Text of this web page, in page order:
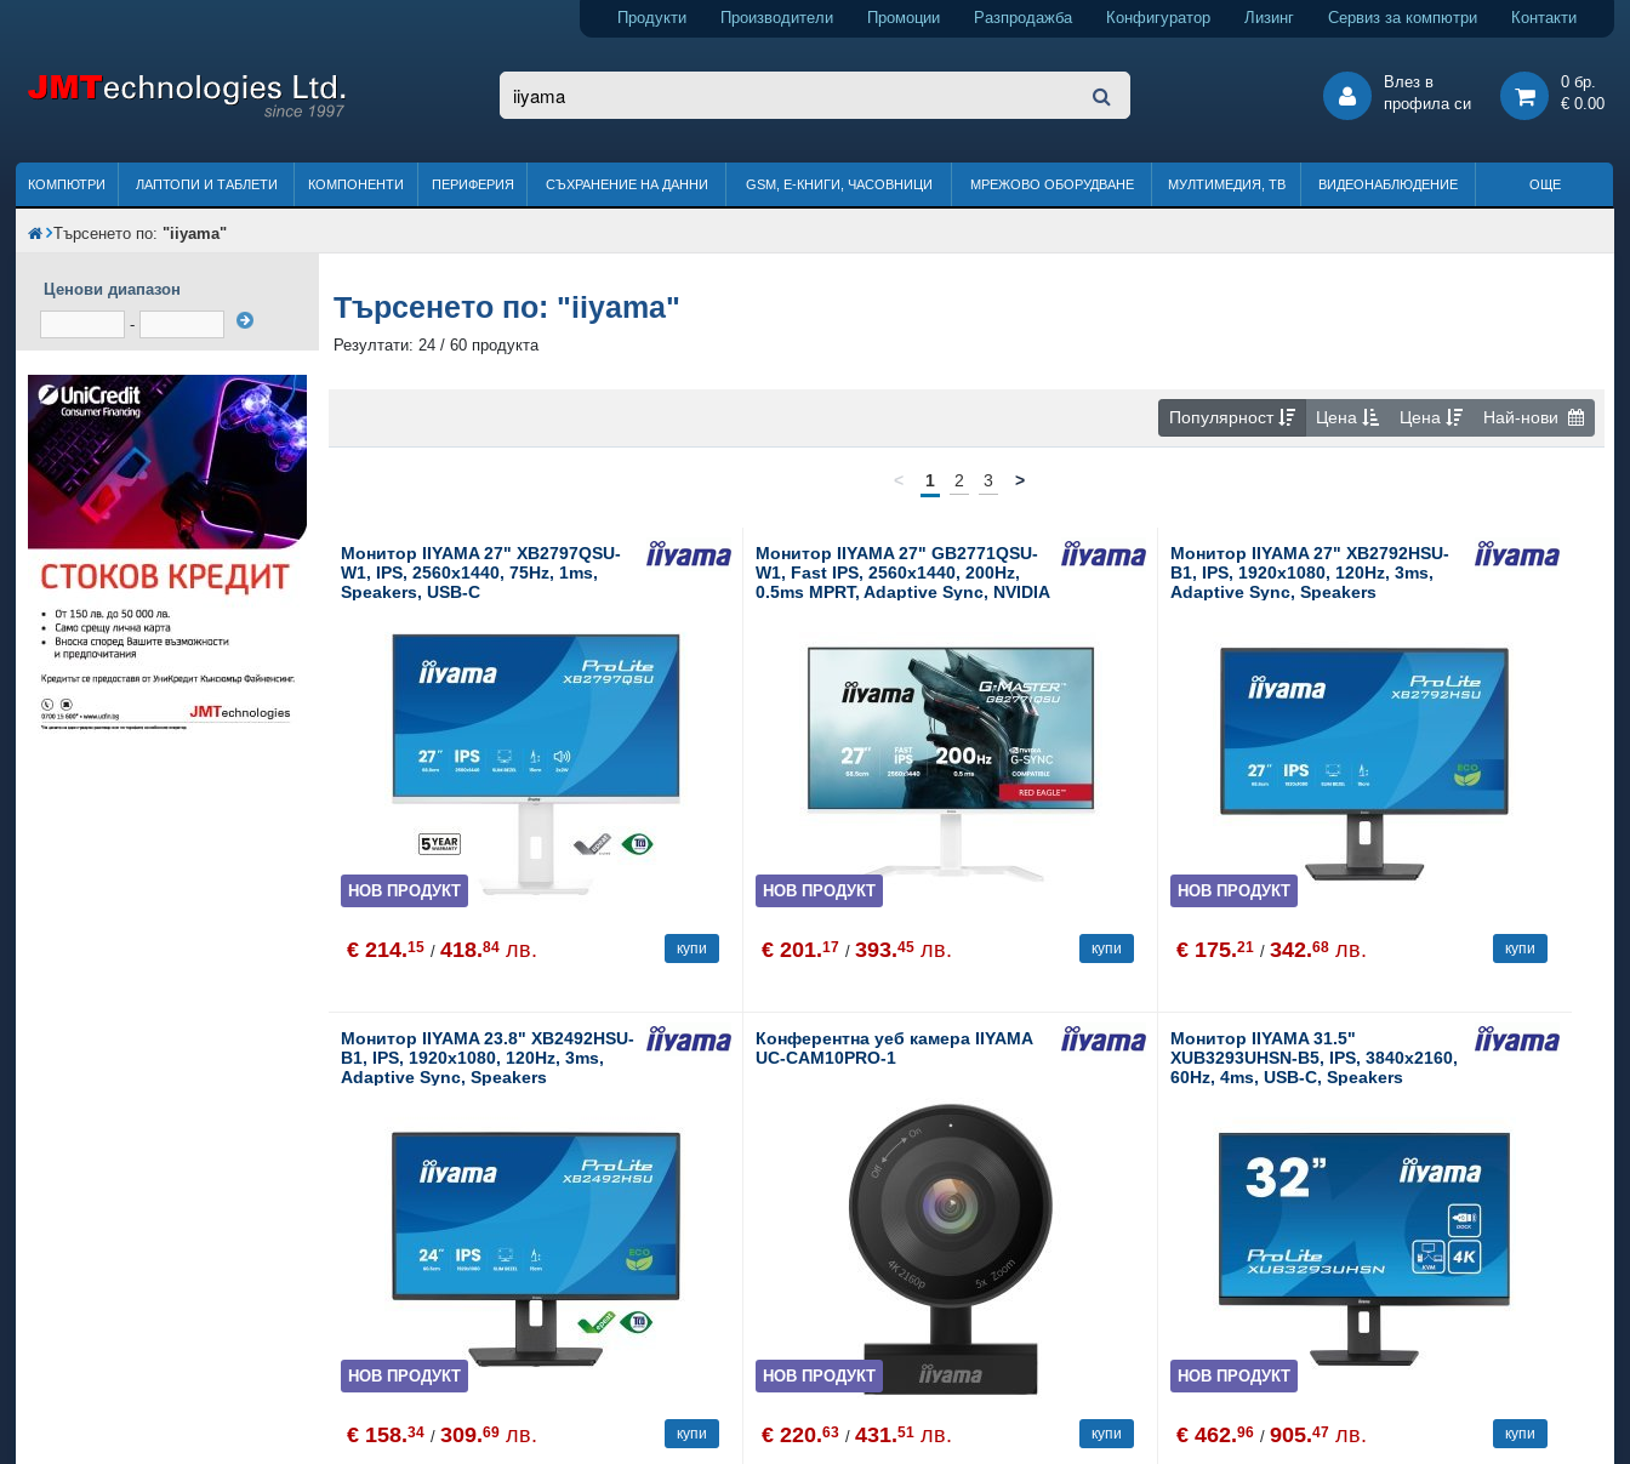
Продукти Производители Промоции Разпродажба Конфигуратор Лизинг Сервиз за компютри Контакти
Влез в
профила си
0 бр.
€ 0.00
КОМПЮТРИ ЛАПТОПИ И ТАБЛЕТИ КОМПОНЕНТИ ПЕРИФЕРИЯ СЪХРАНЕНИЕ НА ДАННИ GSM, Е-КНИГИ, ЧАСОВНИЦИ МРЕЖОВО ОБОРУДВАНЕ МУЛТИМЕДИЯ, ТВ ВИДЕОНАБЛЮДЕНИЕ ОЩЕ
Търсенето по: "iiyama"
Ценови диапазон
-
Търсенето по: "iiyama"
Резултати: 24 / 60 продукта
Популярност Цена Цена Най-нови
< 1 2 3 >
Монитор IIYAMA 27" XB2797QSU-
W1, IPS, 2560x1440, 75Hz, 1ms,
Speakers, USB-C
НОВ ПРОДУКТ
€ 214.15 /418.84 лв. купи
Монитор IIYAMA 27" GB2771QSU-
W1, Fast IPS, 2560x1440, 200Hz,
0.5ms MPRT, Adaptive Sync, NVIDIA
НОВ ПРОДУКТ
€ 201.17 /393.45 лв. купи
Монитор IIYAMA 27" XB2792HSU-
B1, IPS, 1920x1080, 120Hz, 3ms,
Adaptive Sync, Speakers
НОВ ПРОДУКТ
€ 175.21 / 342.68 лв. купи
Монитор IIYAMA 23.8" XB2492HSU-
B1, IPS, 1920x1080, 120Hz, 3ms,
Adaptive Sync, Speakers
НОВ ПРОДУКТ
€ 158.34 /309.69 лв. купи
Конферентна уеб камера IIYAMA
UC-CAM10PRO-1
НОВ ПРОДУКТ
€ 220.63 /431.51 лв. купи
Монитор IIYAMA 31.5"
XUB3293UHSN-B5, IPS, 3840x2160,
60Hz, 4ms, USB-C, Speakers
НОВ ПРОДУКТ
€ 462.96 / 905.47 лв. купи